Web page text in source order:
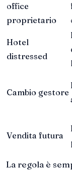
office
proprietario
Hotel
distressed
Cambio gestore
Vendita futura
La regola è